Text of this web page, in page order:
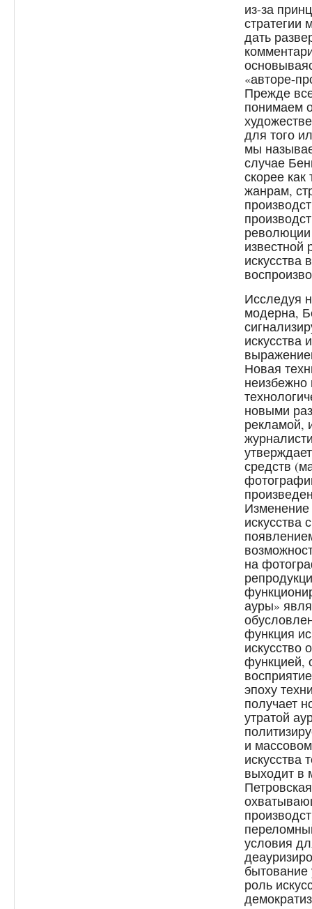
из-за
дать
«авторе-
Прежде
понимаем
для того
мы
случае
скорее
жанрам,
революции
известной
искусства
Исследуя
модерна,
искусства
Новая
неизбежно
новыми
рекламой,
средств
Изменение
искусства
на
ауры»
функция
искусство
функцией,
эпоху
получает
утратой
и
искусства
выходит в
условия
бытование
роль